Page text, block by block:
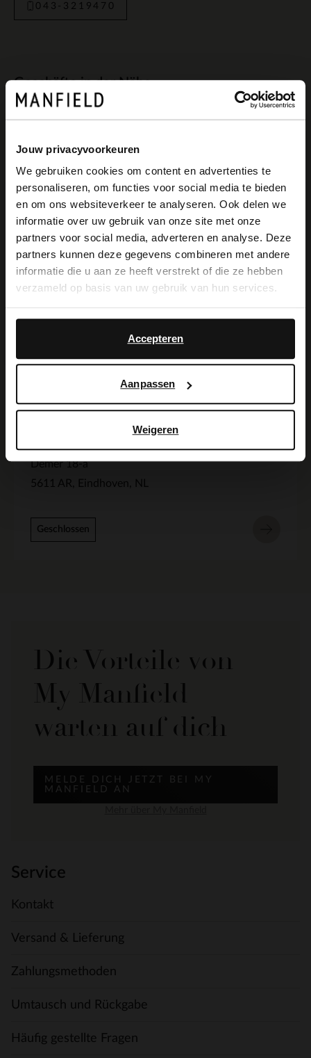
Jouw privacyvoorkeuren
We gebruiken cookies om content en advertenties te
personaliseren, om functies voor social media te bieden
en om ons websiteverkeer te analyseren. Ook delen we
informatie over uw gebruik van onze site met onze
partners voor social media, adverteren en analyse. Deze
partners kunnen deze gegevens combineren met andere
informatie die u aan ze heeft verstrekt of die ze hebben
verzameld op basis van uw gebruik van hun services.
Accepteren
Aanpassen
Weigeren
043-3219470
Geschäfte in der Nähe
Manfield Maastricht
Grote Staat 57
6211 CV
Maastricht NL
Geschlossen
Manfield Venlo
Vleesstraat 67
Demer 18-a
5611 AR
Eindhoven NL
Geschlossen
Die Vorteile von
My Manfield
warten auf dich
MELDE DICH JETZT BEI MY
MANFIELD AN
Service
Kontakt
Versand & Lieferung
Zahlungsmethoden
Umtausch und Rückgabe
Häufig gestellte Fragen
×
View this website in English?
It looks like your language isn't Dutch. Would
you like to switch to English?
English